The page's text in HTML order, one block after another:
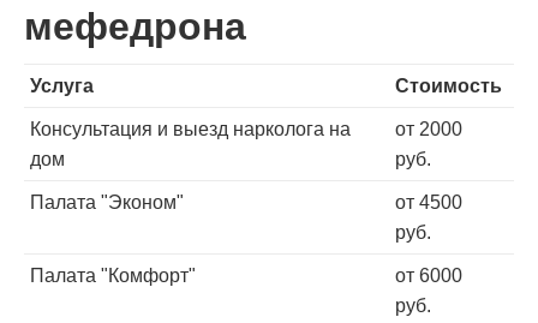
мефедрона
Услуга Стоимость
Консультация и выезд нарколога на
дом
от 2000
руб.
Палата "Эконом"
от 4500
руб.
Палата "Комфорт"
от 6000
руб.